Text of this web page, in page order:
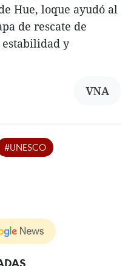
Hue, loque ayudó al
de rescate de
y
VNA
#UNESCO